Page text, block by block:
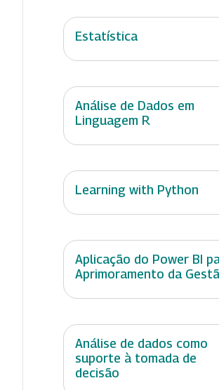
Estatística
Análise de Dados em
Linguagem R
Learning with Python
Aplicação do Power BI
Aprimoramento da
Análise de dados como
suporte à tomada de
decisão